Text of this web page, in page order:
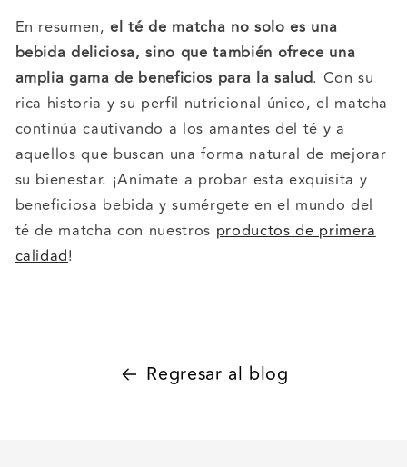
En resumen,el té de matcha no solo es una
bebida deliciosa, sino que también ofrece una
amplia gama de beneficios para la salud. Con su
rica historia y su perfil nutricional único, el matcha
continúa cautivando a los amantes del té y a
aquellos que buscan una forma natural de mejorar
su bienestar. ¡Anímate a probar esta exquisita y
beneficiosa bebida y sumérgete en el mundo del
té de matcha con nuestros productos de primera
calidad!
Regresar al blog